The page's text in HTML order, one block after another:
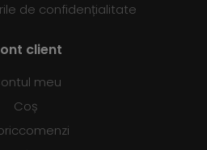
de confidențialitate
client
meu
Coș